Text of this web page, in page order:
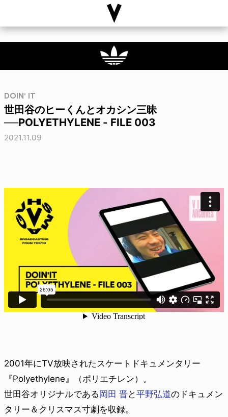
DOIN' IT
世田谷のヒーくんとオカシン三昧
──POLYETHYLENE - FILE 003
2021.11.09
2001年にTV放映されたスケートドキュメンタリー
『Polyethylene』（ポリエチレン）。
世田谷オリジナルである 岡田 晋と平野弘道のドキュメン
タリー＆クリスマス寸劇を収録。